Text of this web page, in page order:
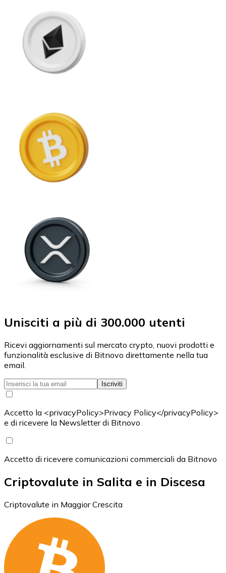
Unisciti a più di 300.000 utenti
Ricevi aggiornamenti sul mercato crypto, nuovi prodotti e
funzionalità esclusive di Bitnovo direttamente nella tua
email.
Iscriviti
Accetto la <privacyPolicy>Privacy Policy</privacyPolicy>
e di ricevere la Newsletter di Bitnovo
Accetto di ricevere comunicazioni commerciali da Bitnovo
Criptovalute in Salita e in Discesa
Criptovalute in Maggior Crescita